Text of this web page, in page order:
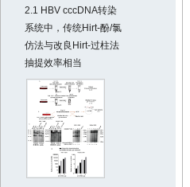
2.1 HBV cccDNA转染
系统中，传统Hirt-酚/氯
仿法与改良Hirt-过柱法
抽提效率相当